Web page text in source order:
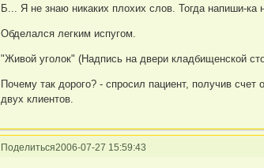
Б... Я не знаю никаких плохих слов. Тогда напиши-ка
Обделался легким испугом.
"Живой уголок" (Надпись на двери кладбищенской
Почему так дорого? - спросил пациент, получив
двух клиентов.
Поделиться2006-07-27 15:59:43